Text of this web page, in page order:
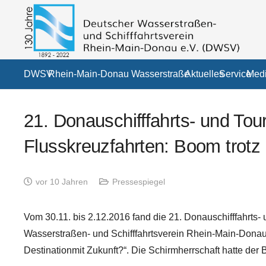
DWSVRhein-Main-Donau WasserstraßeAktuellesService
21. Donauschifffahrts- und
Flusskreuzfahrten: Boom trotz
vor 10 Jahren Pressespiegel
Vom 30.11. bis 2.12.2016 fand die 21.
Wasserstraßen- und Schifffahrtsverein Rhein-Main-
Destinationmit Zukunft?“. Die Schirmherrschaft hatte